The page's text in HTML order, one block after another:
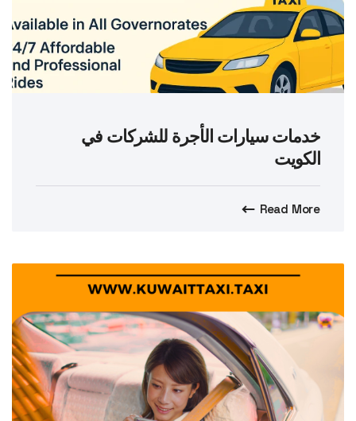
خدمات سيارات الأجرة للشركات في
الكويت
Read More